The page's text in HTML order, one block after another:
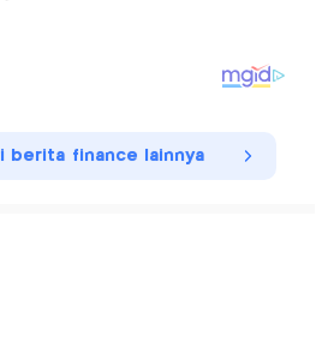
berita finance lainnya